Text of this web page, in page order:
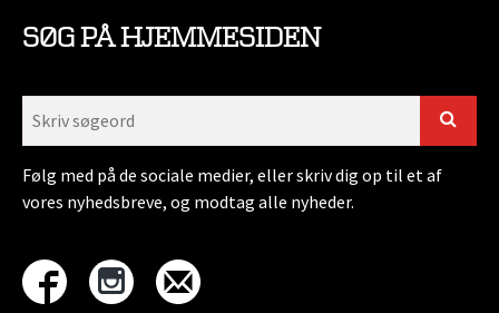
SØG PÅ HJEMMESIDEN
Følg med på de sociale medier, eller skriv dig op til et af
vores nyhedsbreve, og modtag alle nyheder.